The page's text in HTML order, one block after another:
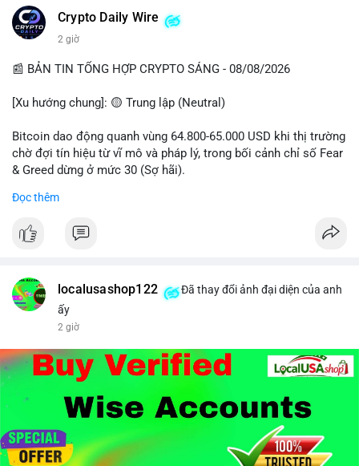
Crypto Daily Wire
2 giờ
📰 BẢN TIN TỔNG HỢP CRYPTO SÁNG - 08/08/2026
[Xu hướng chung]: 🟡 Trung lập (Neutral)
Bitcoin dao động quanh vùng 64.800-65.000 USD khi thị trường
chờ đợi tín hiệu từ vĩ mô và pháp lý, trong bối cảnh chỉ số Fear
& Greed dừng ở mức 30 (Sợ hãi).
- Thị trường & Giá cả: Chuỗi giao dịch cá voi BTC diễn ra dày
triệu USD lúc 08:19 UTC và 61,37 BTC (gần 4 triệu USD) lúc
- Quy định & Pháp lý: Thượng viện Mỹ mở giai đoạn đầu bình
chọn Bill Clarity Act, cần 60 phiếu để tiến tới tháng tới. IMF
được dollar hỗ trợ. Tòa án Mỹ cho phép Bybit truy xuất tài sản
1,5 tỷ USD từ vụ hack Triều Tiên.
- Công nghệ & Bảo mật: BTCPay cảnh báo exploit mới trên
LND có thể đánh cắp thông tin đăng nhập Lightning Network,
người dùng cần cập nhật ngay. XRP Ledger đề xuất sửa đổi bảo
mật token hóa tài sản Wall Street trị giá 530 triệu USD.
Đọc thêm
localusashop122
Đã thay đổi ảnh đại diện của anh
ấy
2 giờ